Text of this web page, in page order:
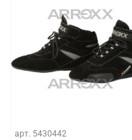
арт. 5430442